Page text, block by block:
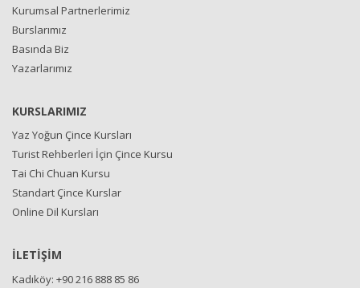
Kurumsal Partnerlerimiz
Burslarımız
Basında Biz
Yazarlarımız
KURSLARIMIZ
Yaz Yoğun Çince Kursları
Turist Rehberleri İçin Çince Kursu
Tai Chi Chuan Kursu
Standart Çince Kurslar
Online Dil Kursları
İLETİŞİM
Kadıköy: +90 216 888 85 86